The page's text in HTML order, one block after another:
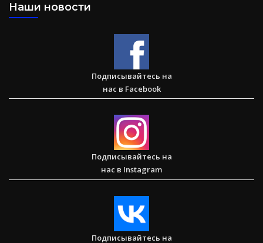
Два часа, которые изменили жизнь буддистского монаха
(Стэн и Лана — Иисус без границ) (BBS05030)
Спасаем. Восстанавливаем. Обучаем. Помогите нам
Наши новости
Подписывайтесь на
нас в Facebook
Подписывайтесь на
нас в Instagram
Подписывайтесь на